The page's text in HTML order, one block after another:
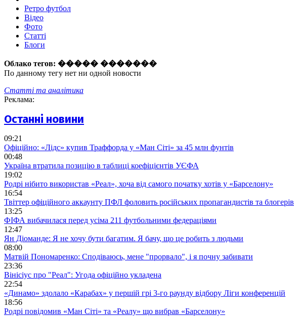
Ретро футбол
Відео
Фото
Статті
Блоги
Облако тегов: ����� �������
По данному тегу нет ни одной новости
Статті та аналітика
Реклама:
Останні новини
09:21
Офіційно: «Лідс» купив Траффорда у «Ман Сіті» за 45 млн фунтів
00:48
Україна втратила позицію в таблиці коефіцієнтів УЄФА
19:02
Родрі нібито використав «Реал», хоча від самого початку хотів у «Барселону»
16:54
Твіттер офіційного аккаунту ПФЛ фоловить російських пропагандистів та блогерів
13:25
ФІФА вибачилася перед усіма 211 футбольними федераціями
12:47
Ян Діоманде: Я не хочу бути багатим. Я бачу, що це робить з людьми
08:00
Матвій Пономаренко: Сподіваюсь, мене "прорвало", і я почну забивати
23:36
Вінісіус про "Реал": Угода офіційно укладена
22:54
«Динамо» здолало «Карабах» у першій грі 3-го раунду відбору Ліги конференцій
18:56
Родрі повідомив «Ман Сіті» та «Реалу» що вибрав «Барселону»